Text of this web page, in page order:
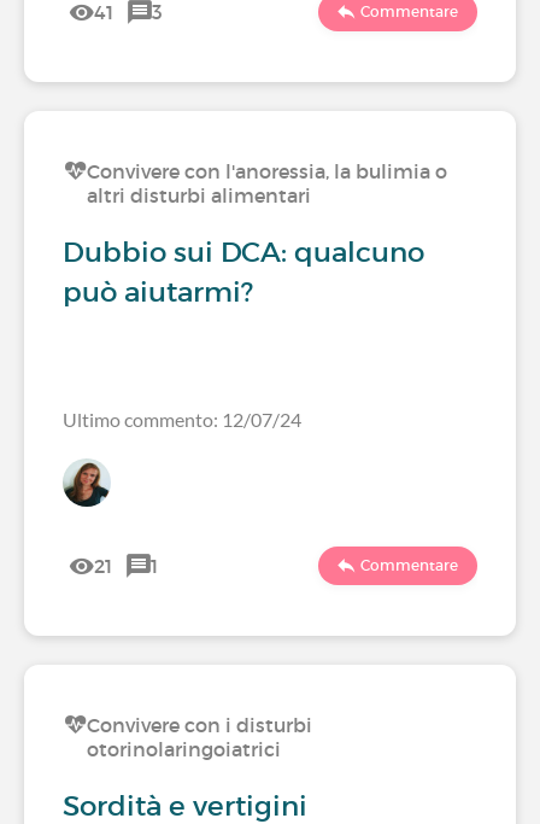
41 3 Commentare
Convivere con l'anoressia, la bulimia o
altri disturbi alimentari
Dubbio sui DCA: qualcuno
può aiutarmi?
Ultimo commento: 12/07/24
21 1 Commentare
Convivere con i disturbi
otorinolaringoiatrici
Sordità e vertigini